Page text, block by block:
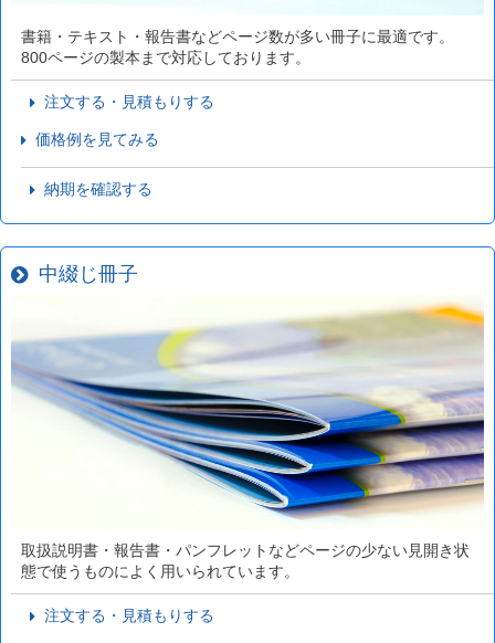
書籍・テキスト・報告書などページ数が多い冊子に最適です。
800ページの製本まで対応しております。
注文する・見積もりする
価格例を見てみる
納期を確認する
中綴じ冊子
取扱説明書・報告書・パンフレットなどページの少ない見開き状
態で使うものによく用いられています。
注文する・見積もりする